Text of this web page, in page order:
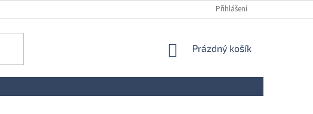
Přihlášení
NÁKUPNÍ
Prázdný košík